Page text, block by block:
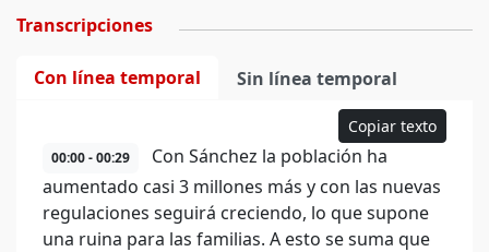
Transcripciones
Con línea temporal Sin línea temporal
Copiar texto
00:00 - 00:29
Con Sánchez la población ha
aumentado casi 3 millones más y con las nuevas
regulaciones seguirá creciendo, lo que supone
una ruina para las familias. A esto se suma que